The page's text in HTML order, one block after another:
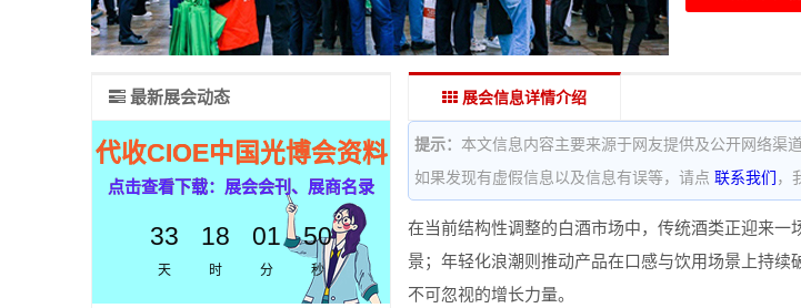
展会信息详情介绍
提示： 本文信息内容主要来源于网友提供及公开网络渠
如果发现有虚假信息以及信息有误等，请点 联系我们 ，
在当前结构性调整的白酒市场中，传统酒类正迎来
景；年轻化浪潮则推动产品在口感与饮用场景上持
不可忽视的增长力量。
最新展会动态
代收CIOE中国光博会资料
点击查看下载：展会会刊、展商名录
33
天
18
时
01
分
49
秒